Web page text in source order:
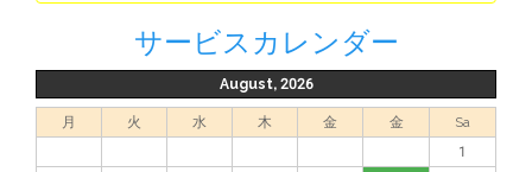
サービスカレンダー
August, 2026
月 火 水 木 金 金
Sa
1